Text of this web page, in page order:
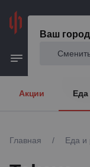
Ваш
Акции Еда
Главная / Еда и